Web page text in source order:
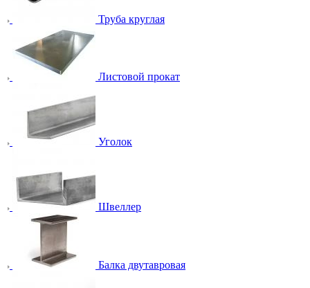
Труба круглая
Листовой прокат
Уголок
Швеллер
Балка двутавровая